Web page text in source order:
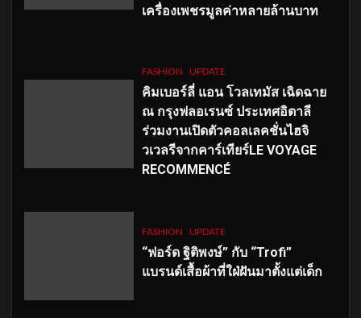
เครื่องเพชรมูลค่าหลายล้านบาท
FASHION UPDATE
คิมเบอร์ลี่ แอน โวลเทมัส เฉิดฉาย
ณ กรุงฟลอเรนซ์ ประเทศอิตาลี
ร่วมงานเปิดตัวคอลเลคชั่นไฮจิ
วเวลรีจากคาร์เทียร์LE VOYAGE
RECOMMENCÉ
FASHION UPDATE
“ฟอร์ด ฐิติพงษ์” กับ “Trofi”
แบรนด์เสื้อผ้าที่ใฝ่ฝันมาตั้งแต่เด็ก